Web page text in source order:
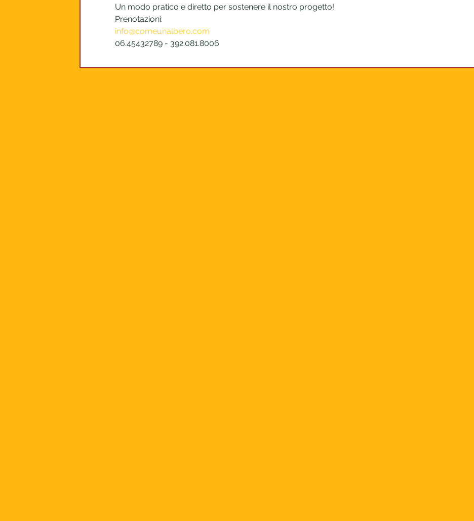
Un modo pratico e diretto per sostenere il nostro progetto!
Prenotazioni:
info@comeunalbero.com
06.45432789 - 392.081.8006